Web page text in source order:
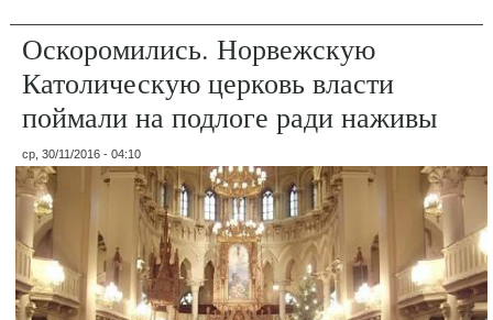
Оскоромились. Норвежскую
Католическую церковь власти
поймали на подлоге ради наживы
ср, 30/11/2016 - 04:10